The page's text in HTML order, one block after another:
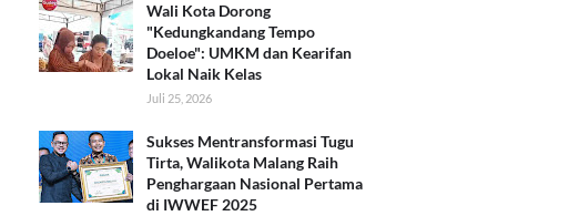
Wali Kota Dorong
"Kedungkandang Tempo
Doeloe": UMKM dan Kearifan
Lokal Naik Kelas
Juli 25, 2026
Sukses Mentransformasi Tugu
Tirta, Walikota Malang Raih
Penghargaan Nasional Pertama
di IWWEF 2025